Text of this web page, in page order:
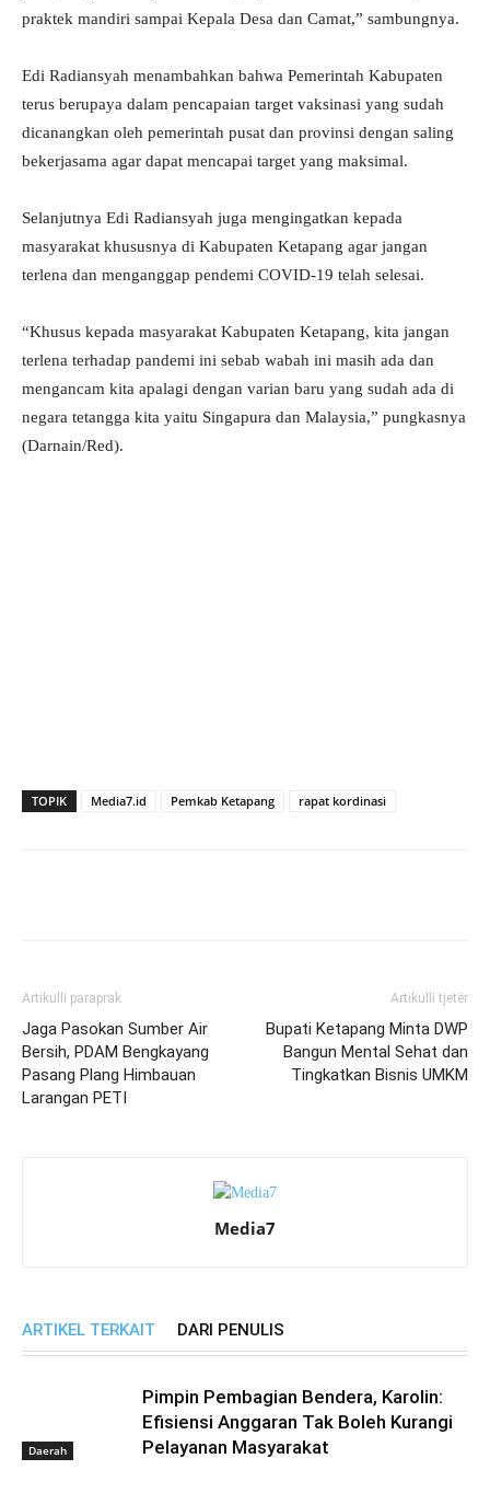
praktek mandiri sampai Kepala Desa dan Camat,” sambungnya.
Edi Radiansyah menambahkan bahwa Pemerintah Kabupaten
terus berupaya dalam pencapaian target vaksinasi yang sudah
dicanangkan oleh pemerintah pusat dan provinsi dengan saling
bekerjasama agar dapat mencapai target yang maksimal.
Selanjutnya Edi Radiansyah juga mengingatkan kepada
masyarakat khususnya di Kabupaten Ketapang agar jangan
terlena dan menganggap pendemi COVID-19 telah selesai.
“Khusus kepada masyarakat Kabupaten Ketapang, kita jangan
terlena terhadap pandemi ini sebab wabah ini masih ada dan
mengancam kita apalagi dengan varian baru yang sudah ada di
negara tetangga kita yaitu Singapura dan Malaysia,” pungkasnya
(Darnain/Red).
TOPIK Media7.id Pemkab Ketapang rapat kordinasi
Artikulli paraprak
Jaga Pasokan Sumber Air
Bersih, PDAM Bengkayang
Pasang Plang Himbauan
Larangan PETI
Artikulli tjetër
Bupati Ketapang Minta DWP
Bangun Mental Sehat dan
Tingkatkan Bisnis UMKM
Media7
ARTIKEL TERKAIT DARI PENULIS
Daerah
Pimpin Pembagian Bendera, Karolin:
Efisiensi Anggaran Tak Boleh Kurangi
Pelayanan Masyarakat